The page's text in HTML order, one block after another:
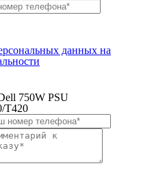
данных на
750W PSU
T420